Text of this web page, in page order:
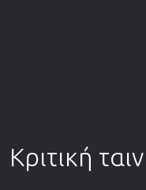
Κριτική